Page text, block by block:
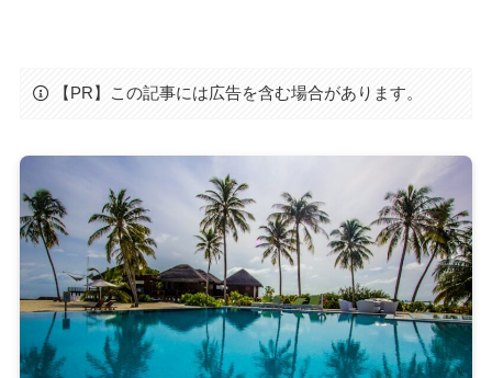
【PR】この記事には広告を含む場合があります。